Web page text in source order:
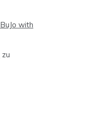
BuJo with
zu